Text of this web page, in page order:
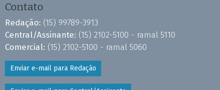
Contato
Redação: (15) 99789-3913
Central/Assinante: (15) 2102-5100 - ramal 5110
Comercial: (15) 2102-5100 - ramal 5060
Enviar e-mail para Redação